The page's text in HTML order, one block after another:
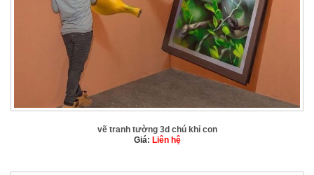
vẽ tranh tường 3d chú khỉ con
Giá: Liên hệ